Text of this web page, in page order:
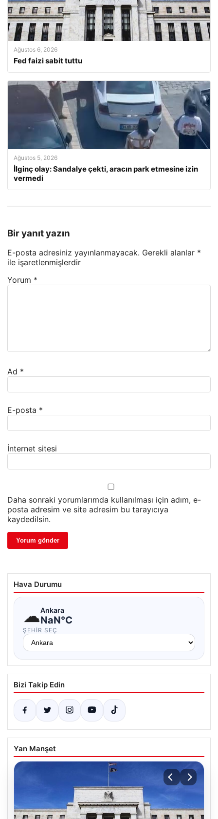
Ağustos 6, 2026
Fed faizi sabit tuttu
Ağustos 5, 2026
İlginç olay: Sandalye çekti, aracın park etmesine izin
vermedi
Bir yanıt yazın
E-posta adresiniz yayınlanmayacak. Gerekli alanlar *
ile işaretlenmişlerdir
Yorum *
Ad *
E-posta *
İnternet sitesi
Daha sonraki yorumlarımda kullanılması için adım, e-
posta adresim ve site adresim bu tarayıcıya
kaydedilsin.
Hava Durumu
☁Ankara
NaN°C
ŞEHIR SEÇ
Bizi Takip Edin
Yan Manşet